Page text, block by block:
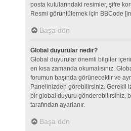
posta kutularındaki resimler, şifre
Resmi görüntülemek için BBCode
Başa dön
Global duyurular nedir?
Global duyurular önemli bilgiler
en kısa zamanda okumalısınız.
forumun başında görünecektir ve
Panelinizden görebilirsiniz. Gerekli
bir global duyuru gönderebilirsiniz,
tarafından ayarlanır.
Başa dön